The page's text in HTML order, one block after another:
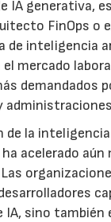
IA generativa,
FinOps o
de inteligencia
mercado
demandados
de la
acelerado aún
IA, sino también